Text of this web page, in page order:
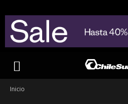
Inicio